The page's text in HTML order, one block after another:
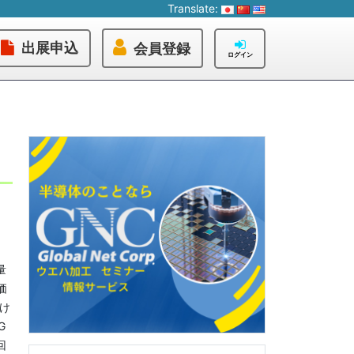
Translate:
出展申込 会員登録 ログイン